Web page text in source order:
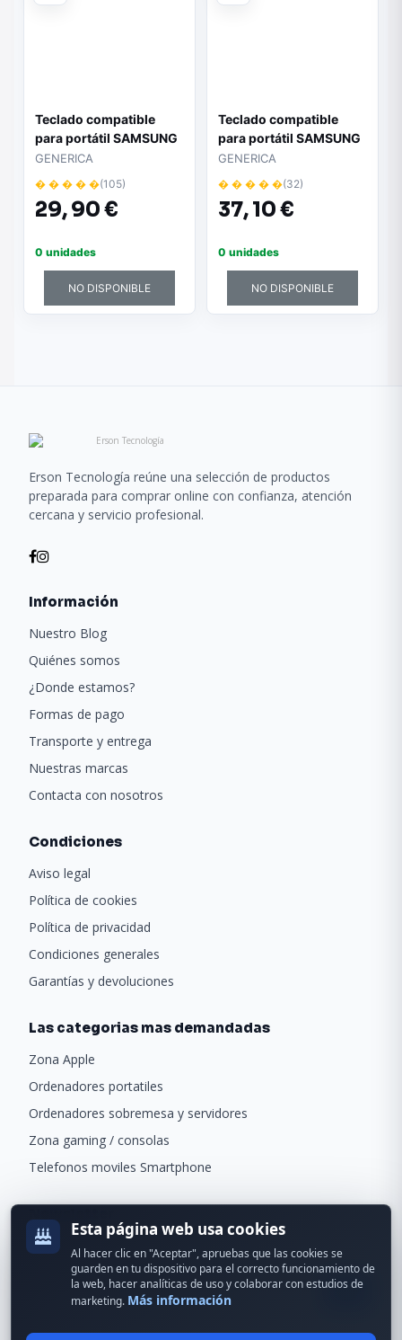
Teclado compatible
para portátil SAMSUNG
np270e5e
GENERICA
� � � � �(105)
29,90 €
0 unidades
NO DISPONIBLE
Teclado compatible
para portátil SAMSUNG
r510 / r60 / r70 / r560 /
p510 negro
GENERICA
� � � � �(32)
37,10 €
0 unidades
NO DISPONIBLE
Erson Tecnología reúne una selección de productos
preparada para comprar online con confianza, atención
cercana y servicio profesional.
Información
Nuestro Blog
Quiénes somos
¿Donde estamos?
Formas de pago
Transporte y entrega
Nuestras marcas
Contacta con nosotros
Condiciones
Aviso legal
Política de cookies
Política de privacidad
Condiciones generales
Garantías y devoluciones
Las categorias mas demandadas
Zona Apple
Ordenadores portatiles
Ordenadores sobremesa y servidores
Zona gaming / consolas
Telefonos moviles Smartphone
Recibe ofertas exclusivas y novedades.
Esta página web usa cookies
Al hacer clic en "Aceptar", apruebas que las cookies se
guarden en tu dispositivo para el correcto funcionamiento de
la web, hacer analíticas de uso y colaborar con estudios de
marketing. Más información